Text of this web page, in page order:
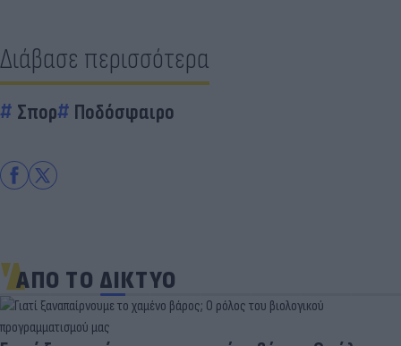
Διάβασε περισσότερα
Σπορ Ποδόσφαιρο
ΑΠΟ ΤΟ ΔΙΚΤΥΟ